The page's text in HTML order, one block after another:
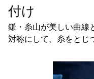
付け
鎌・糸山が美しい曲線
対称にして、糸をとじ